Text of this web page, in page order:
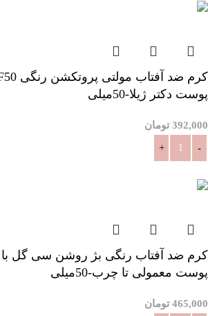
پوست دکتر ژیلا-50میلی
392,000 تومان
پوست معمولی تا چرب-50میلی
465,000 تومان